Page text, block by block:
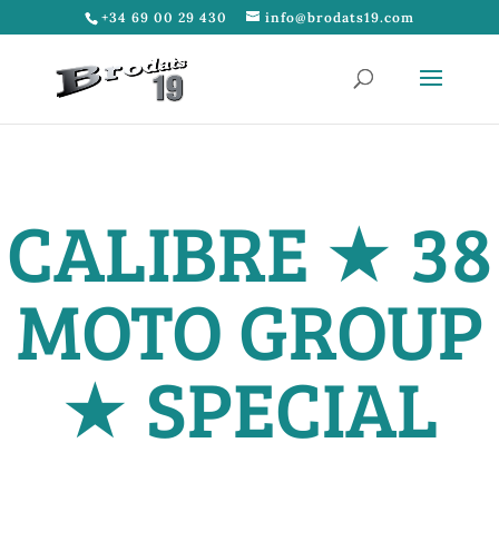
+34 69 00 29 430 info@brodats19.com
CALIBRE ★ 38
MOTO GROUP
★ SPECIAL